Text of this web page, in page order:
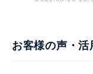
お客様の声・活